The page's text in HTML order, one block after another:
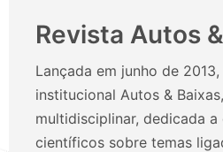
Revista Autos
Lançada em junho de
institucional Autos &
multidisciplinar, dedicada
científicos sobre temas